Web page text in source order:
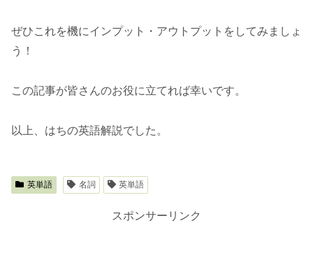
ぜひこれを機にインプット・アウトプットをしてみましょ
う！
この記事が皆さんのお役に立てれば幸いです。
以上、はちの英語解説でした。
英単語 名詞 英単語
スポンサーリンク